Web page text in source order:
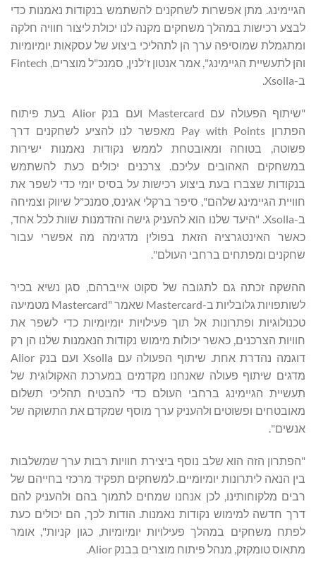
הגיימינג. מתן אפשרות לשחקנים להשתמש בנקודות נאמנות כדי
לבצע רכישות במהלך משחקים מקנה לנו יכולת ליצור חוויה חלקה
ומתגמלת שמוסיפה ערך הן לתהליכי ביצוע של עסקאות יומיומיות
והן לתעשיית הגיימינג", אמר אנטון ז'לנין, סמנכ"ל מוצרים, Fintech
ב-Xsolla.
"שיתוף הפעולה עם Mastercard ועם בנק Alior בעת פיתוח
הפתרון Pay with Points מאפשר לנו להציע לשחקנים דרך
פשוטה, בטוחה ומאובטחת לממש נקודות נאמנות ישירות
במשחקים האהובים עליכם. צרכנים יכולים כעת להשתמש
בנקודות שצברו בעת ביצוע רכישות על בסיס יומי כדי לשפר את
חוויית הגיימינג שלהם", סיפר ברקלי אגינס, סמנכ"ל שיווק וצמיחה
ב-Xsolla. "היעד שלנו הוא להעניק גישה והזדמנות שוות לכל אחד,
כאשר האינטגרציה הזאת בפולין מדגימה מה אפשרי עבור
שחקנים ומפתחים ברחבי העולם".
ההשקה זכתה גם לתגובה של סקוט אייברהם, סגן נשיא בכיר
לשותפויות גלובליות ב-Mastercard שאמר "Mastercard מטמיעה
טכנולוגיות ופתרונות אל תוך פעילויות יומיומיות כדי לשפר את
חוויות הצרכנים, כאשר יכולות מימוש נקודות הנאמנות שלנו הן רק
דוגמה נהדרת אחת. שיתוף הפעולה עם Xsolla ועם בנק Alior
מדגים שיתוף פעולה שאנחנו מקדמים במערכת האקולוגית של
תעשיית הגיימינג ברחבי העולם כדי להבטיח תהליכי תשלום
מאובטחים ופשוטים ולהעניק ערך מוסף שמקדם את התשוקה של
אנשים".
"הפתרון הזה הוא שלב נוסף ביצירת חוויות רבות ערך שמשלבות
בין הנאה ליתרונות יומיומיים. למשחקים תפקיד מרכזי בחייהם של
רבים מלקוחותינו, לכן אנחנו שמחים לתמוך בהם ולהעניק להם
דרך חדשה למימוש נקודות נאמנות. הודות לכך, הם יכולים כעת
לפתח משחקים במהלך פעילויות יומיומיות, כגון קניות", אומר
מתאוס טומקזק, מנהל פיתוח מוצרים בבנק Alior.